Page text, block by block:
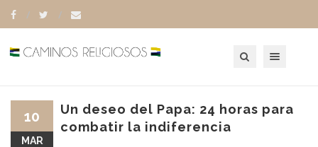
Un deseo del Papa: 24 horas para
combatir la indiferencia
10
MAR